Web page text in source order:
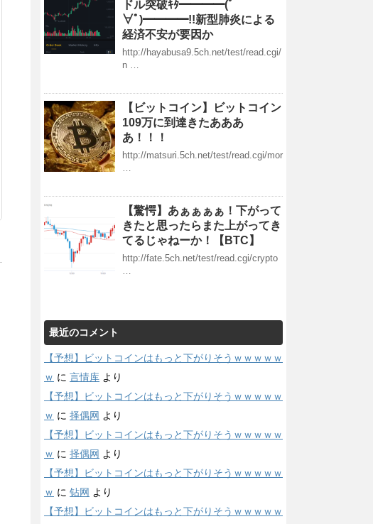
ドル突破ｷﾀ━━━━(ﾟ
∀ﾟ)━━━━!!新型肺炎による
経済不安が要因か
http://hayabusa9.5ch.net/test/read.cgi/
n …
【ビットコイン】ビットコイン
109万に到達きたあああ
あ！！！
http://matsuri.5ch.net/test/read.cgi/mor
…
【驚愕】あぁぁぁぁ！下がって
きたと思ったらまた上がってき
てるじゃねーか！【BTC】
http://fate.5ch.net/test/read.cgi/crypto
…
最近のコメント
【予想】ビットコインはもっと下がりそうｗｗｗｗｗ
ｗ に 言情库 より
【予想】ビットコインはもっと下がりそうｗｗｗｗｗ
ｗ に 择偶网 より
【予想】ビットコインはもっと下がりそうｗｗｗｗｗ
ｗ に 择偶网 より
【予想】ビットコインはもっと下がりそうｗｗｗｗｗ
ｗ に 钻网 より
【予想】ビットコインはもっと下がりそうｗｗｗｗｗ